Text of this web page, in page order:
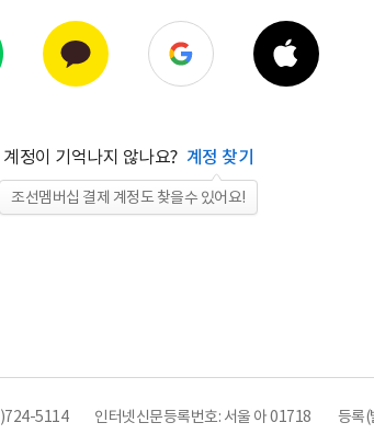
계정이 기억나지 않나요? 계정 찾기
조선멤버십 결제 계정도 찾을수 있어요!
5114 인터넷신문등록번호: 서울 아 01718 등록(